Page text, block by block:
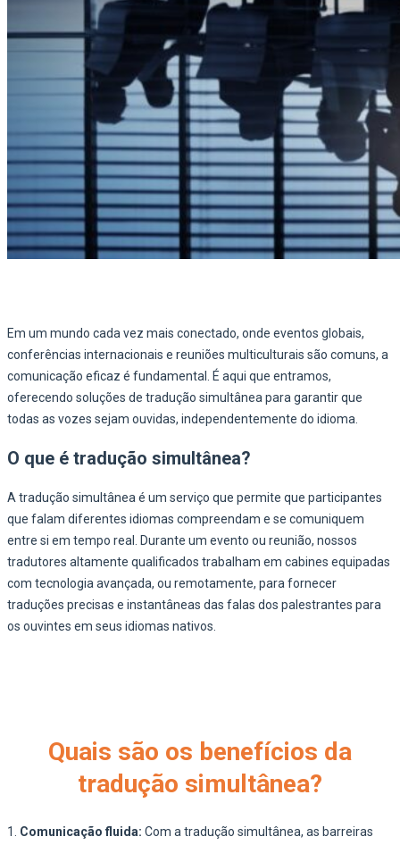
Em um mundo cada vez mais conectado, onde eventos globais,
conferências internacionais e reuniões multiculturais são comuns, a
comunicação eficaz é fundamental. É aqui que entramos,
oferecendo soluções de tradução simultânea para garantir que
todas as vozes sejam ouvidas, independentemente do idioma.
O que é tradução simultânea?
A tradução simultânea é um serviço que permite que participantes
que falam diferentes idiomas compreendam e se comuniquem
entre si em tempo real. Durante um evento ou reunião, nossos
tradutores altamente qualificados trabalham em cabines equipadas
com tecnologia avançada, ou remotamente, para fornecer
traduções precisas e instantâneas das falas dos palestrantes para
os ouvintes em seus idiomas nativos.
Quais são os benefícios da
tradução simultânea?
1. Comunicação fluida: Com a tradução simultânea, as barreiras